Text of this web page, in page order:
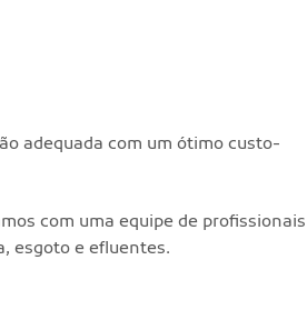
adequada com um ótimo custo-
com uma equipe de profissionais
esgoto e efluentes.